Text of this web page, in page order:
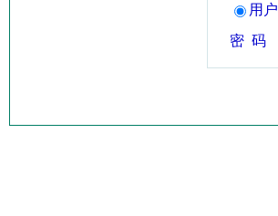
用
密 码